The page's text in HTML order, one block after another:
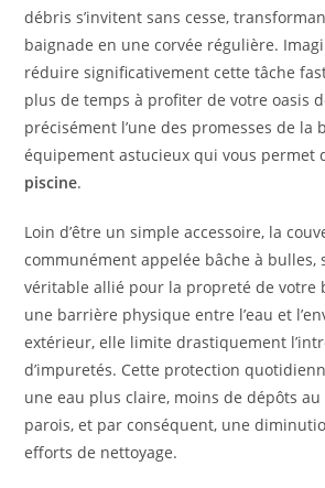
débris s’invitent sans cesse,
baignade en une corvée régulière.
réduire significativement cette tâche
plus de temps à profiter de votre oasis
précisément l’une des promesses de la
équipement astucieux qui vous permet
piscine.
Loin d’être un simple accessoire, la
communément appelée bâche à bulles,
véritable allié pour la propreté de votre
une barrière physique entre l’eau et
extérieur, elle limite drastiquement
d’impuretés. Cette protection
une eau plus claire, moins de dépôts
parois, et par conséquent, une
efforts de nettoyage.